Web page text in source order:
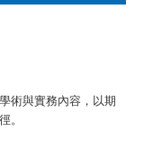
術與實務內容，以期
。